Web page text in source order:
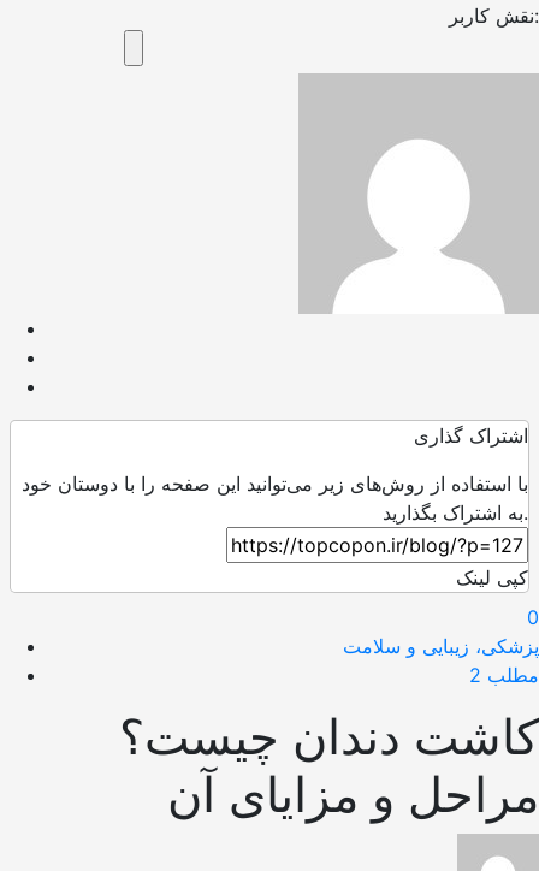
نقش کاربر:
اشتراک گذاری
با استفاده از روش‌های زیر می‌توانید این صفحه را با دوستان خود
به اشتراک بگذارید.
کپی لینک
0
پزشکی، زیبایی و سلامت
مطلب 2
کاشت دندان چیست؟
مراحل و مزایای آن